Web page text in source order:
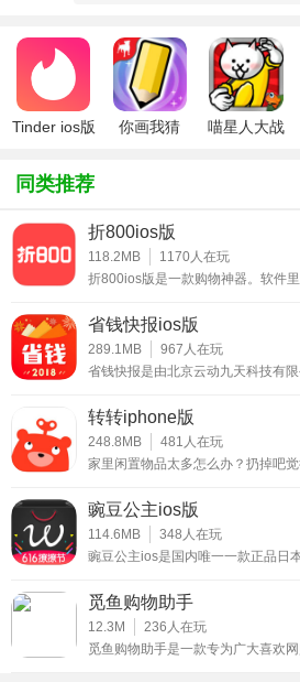
★聚满意团购ios版软件亮点
1、平台里面不但汇聚了众多来自民
的烹饪技巧，助您快速成就美食厨艺
2、当地有名的菜系种类繁多，技巧
3、还在烦恼要吃什么的同学一定要
荐的美食餐厅，小吃，让你轻松找到
★聚满意团购ios版软件优势
1、是一款专门发布吃喝玩乐资讯的
2、海量的热门资讯实时更新，最火
种旅游攻略全部都有，还有超多的推
3、为用户提供大量吃喝玩乐资讯，
多吃喝玩乐信息，为用户生活带来方
★聚满意团购ios版主要功能
Tinder ios版
你画我猜
喵星人大战
同类推荐
折800ios版
118.2MB 1170人在玩
折800ios版是一款购物神器。软件
收。买再多也不用担心这个月要吃
众多，无论你是想要购买美妆、家
数码产品，折800ios版都能让你买到
买东西，先领券，这里有千万优惠
省钱快报ios版
289.1MB 967 人在玩
省钱快报是由北京云动九天科技有
众多优质商品，各类商品好货特惠
ios版的搜索功能十分强大，用户可
并且直接下单还可享受优惠券折扣。
客服一对一服务，无论有任何购物
转转iphone版
248.8MB 481 人在玩
家里闲置物品太多怎么办？扔掉吧
推出的一款二手闲置物品交易平台，
物品变得更轻松。在这里，你可以把
商品以一定的价格进行出售，然后将
商品。这里的商品都需要经过严格的
豌豆公主ios版
114.6MB 348 人在玩
豌豆公主ios是国内唯一一款正品日
驻平台，为用户提供品质保证且最具
无论你想要日本零食、化妆品、护肤
通过豌豆公主app方便的购买到。这
最潮达人帮你选购最优质的商品，
觅鱼购物助手
12.3M 236 人在玩
觅鱼购物助手是一款专为广大喜欢